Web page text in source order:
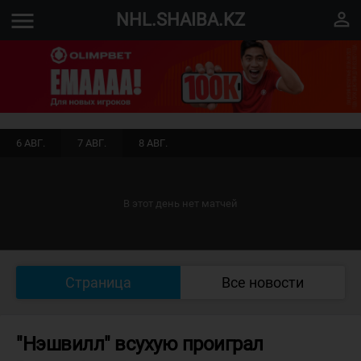
menu NHL.SHAIBA.KZ perm_identity
6 АВГ. 7 АВГ. 8 АВГ.
В этот день нет матчей
Страница Все новости
"Нэшвилл" всухую проиграл